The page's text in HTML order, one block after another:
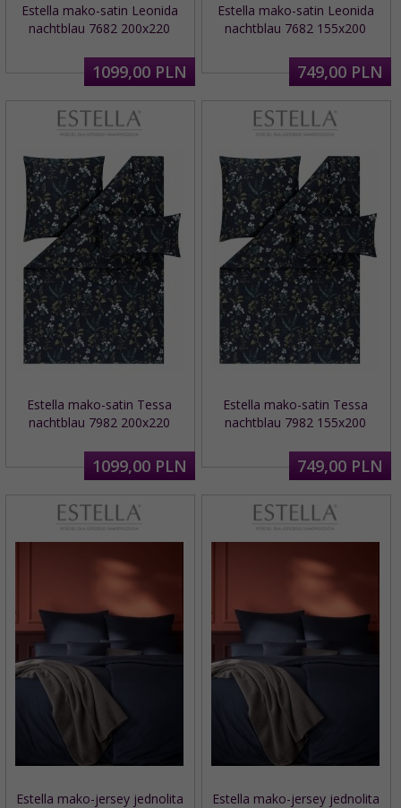
Estella mako-satin Leonida
nachtblau 7682 200x220
1099,00 PLN
Estella mako-satin Leonida
nachtblau 7682 155x200
749,00 PLN
Estella mako-satin Tessa
nachtblau 7982 200x220
1099,00 PLN
Estella mako-satin Tessa
nachtblau 7982 155x200
749,00 PLN
Estella mako-jersey jednolita
Estella mako-jersey jednolita